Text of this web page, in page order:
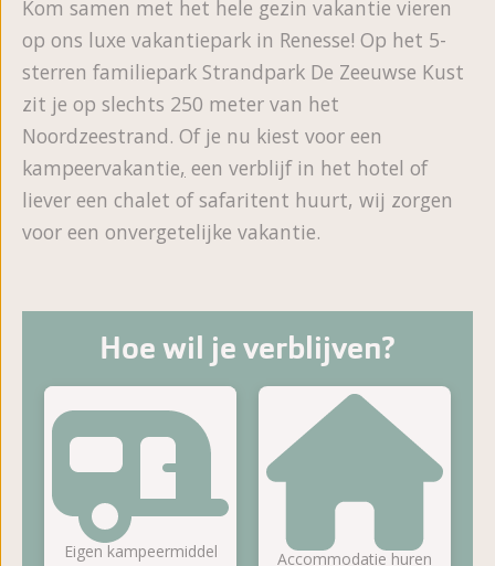
Kom samen met het hele gezin vakantie vieren
op ons luxe vakantiepark in Renesse! Op het 5-
sterren familiepark Strandpark De Zeeuwse Kust
zit je op slechts 250 meter van het
Noordzeestrand. Of je nu kiest voor een
kampeervakantie, een verblijf in het hotel of
liever een chalet of safaritent huurt, wij zorgen
voor een onvergetelijke vakantie.
Hoe wil je verblijven?
Eigen kampeermiddel Accommodatie huren